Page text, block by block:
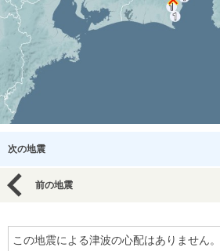
次の地震
前の地震
この地震による津波の心配はありません。